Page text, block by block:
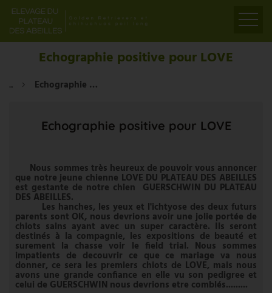
ACCUEIL
PARTENAIRES
CONTACT
Echographie positive pour LOVE
... Echographie positive pour LOVE
Echographie positive pour LOVE
Nous sommes très heureux de pouvoir vous annoncer
que notre jeune chienne LOVE DU PLATEAU DES ABEILLES
est gestante de notre chien GUERSCHWIN DU PLATEAU
DES ABEILLES.
Les hanches, les yeux et l'ichtyose des deux futurs
parents sont OK, nous devrions avoir une jolie portée de
chiots sains ayant avec un super caractère. Ils seront
destinés à la compagnie, les expositions de beauté et
surement la chasse voir le field trial. Nous sommes
impatients de decouvrir ce que ce mariage va nous
donner, ce sera les premiers chiots de LOVE, mais nous
avons une grande confiance en elle vu son pedigree et
celui de GUERSCHWIN nous devrions etre comblés.........